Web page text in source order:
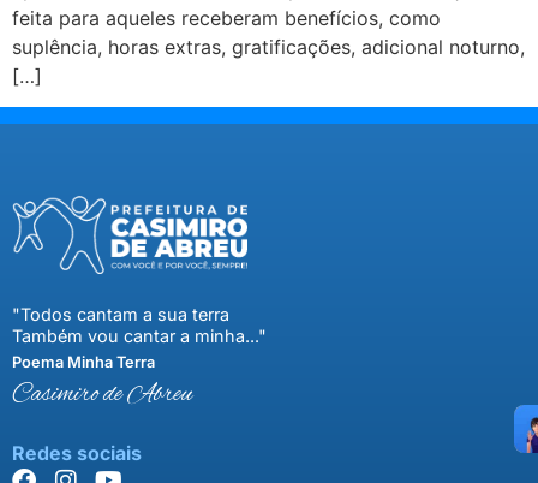
feita para aqueles receberam benefícios, como
suplência, horas extras, gratificações, adicional noturno,
[…]
"Todos cantam a sua terra
Também vou cantar a minha..."
Poema Minha Terra
Casimiro de Abreu
Redes sociais